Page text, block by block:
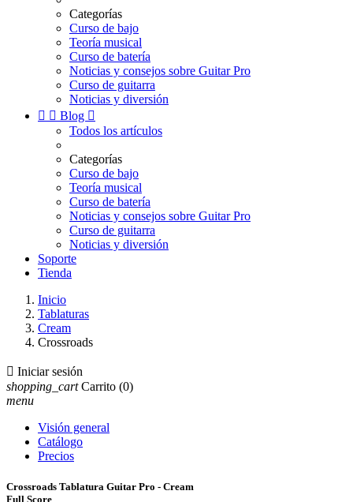
Categorías
Curso de bajo
Teoría musical
Curso de batería
Noticias y consejos sobre Guitar Pro
Curso de guitarra
Noticias y diversión
  Blog 
Todos los artículos
Categorías
Curso de bajo
Teoría musical
Curso de batería
Noticias y consejos sobre Guitar Pro
Curso de guitarra
Noticias y diversión
Soporte
Tienda
Inicio
Tablaturas
Cream
Crossroads
 Iniciar sesión
shopping_cart Carrito (0)
menu
Visión general
Catálogo
Precios
Crossroads Tablatura Guitar Pro - Cream
Full Score